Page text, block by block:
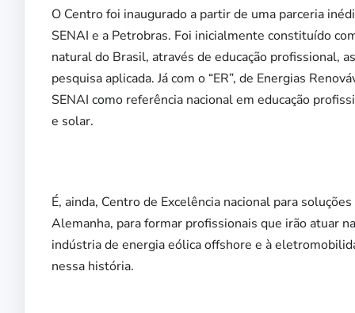
O Centro foi inaugurado a partir de uma parceria
SENAI e a Petrobras. Foi inicialmente constituído
natural do Brasil, através de educação profissional,
pesquisa aplicada. Já com o “ER”, de Energias
SENAI como referência nacional em educação
e solar.
É, ainda, Centro de Excelência nacional para
Alemanha, para formar profissionais que irão atuar
indústria de energia eólica offshore e à
nessa história.